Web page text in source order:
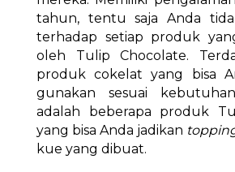
tahun, tentu saja Anda
terhadap setiap produk
oleh Tulip Chocolate.
produk cokelat yang bisa
gunakan sesuai
adalah beberapa produk
yang bisa Anda jadikan
kue yang dibuat.